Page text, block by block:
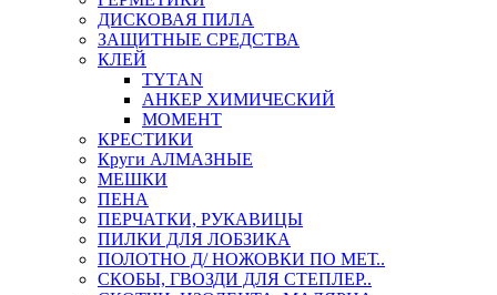
ДИСКОВАЯ ПИЛА
ЗАЩИТНЫЕ СРЕДСТВА
КЛЕЙ
TYTAN
АНКЕР ХИМИЧЕСКИЙ
МОМЕНТ
КРЕСТИКИ
Круги АЛМАЗНЫЕ
МЕШКИ
ПЕНА
ПЕРЧАТКИ, РУКАВИЦЫ
ПИЛКИ ДЛЯ ЛОБЗИКА
ПОЛОТНО Д/ НОЖОВКИ ПО МЕТ..
СКОБЫ, ГВОЗДИ ДЛЯ СТЕПЛЕР..